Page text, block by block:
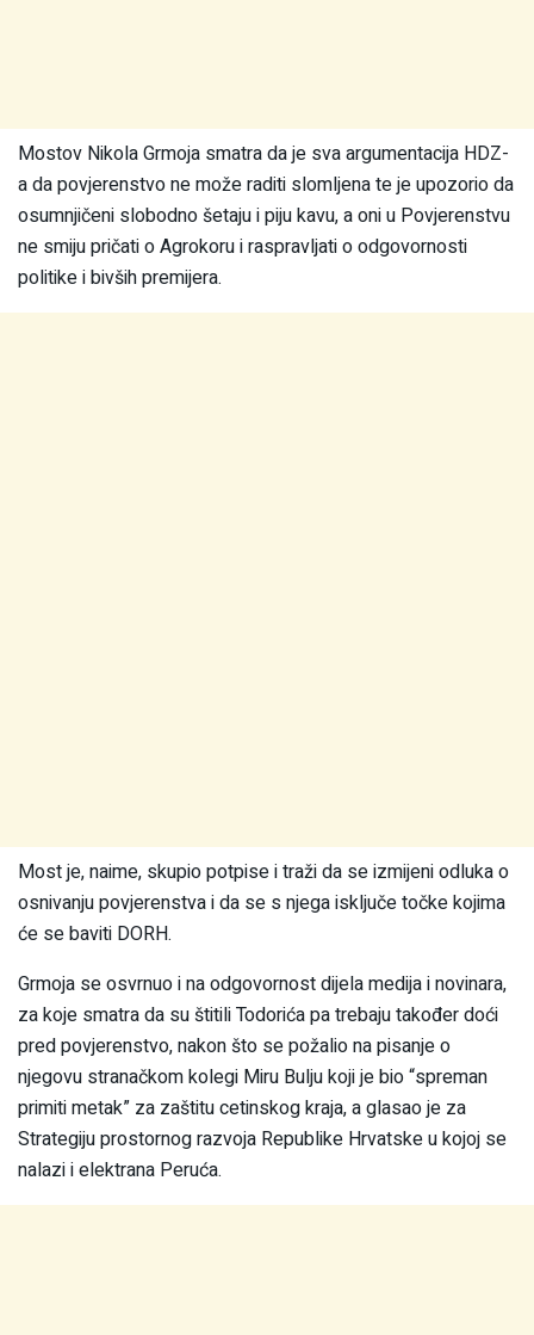
Mostov Nikola Grmoja smatra da je sva argumentacija HDZ-
a da povjerenstvo ne može raditi slomljena te je upozorio da
osumnjičeni slobodno šetaju i piju kavu, a oni u Povjerenstvu
ne smiju pričati o Agrokoru i raspravljati o odgovornosti
politike i bivših premijera.
Most je, naime, skupio potpise i traži da se izmijeni odluka o
osnivanju povjerenstva i da se s njega isključe točke kojima
će se baviti DORH.
Grmoja se osvrnuo i na odgovornost dijela medija i novinara,
za koje smatra da su štitili Todorića pa trebaju također doći
pred povjerenstvo, nakon što se požalio na pisanje o
njegovu stranačkom kolegi Miru Bulju koji je bio “spreman
primiti metak” za zaštitu cetinskog kraja, a glasao je za
Strategiju prostornog razvoja Republike Hrvatske u kojoj se
nalazi i elektrana Peruća.